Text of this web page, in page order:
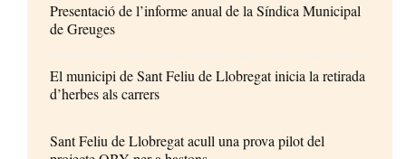
Presentació de l’informe anual de la Síndica Municipal
de Greuges
El municipi de Sant Feliu de Llobregat inicia la retirada
d’herbes als carrers
Sant Feliu de Llobregat acull una prova pilot del